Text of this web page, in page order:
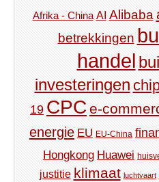
Afrika - China AI Alibaba
betrekkingen
handel
investeringen
19 CPC e-
energie EU EU-China
Hongkong Huawei
justitie klimaat luchtvaart